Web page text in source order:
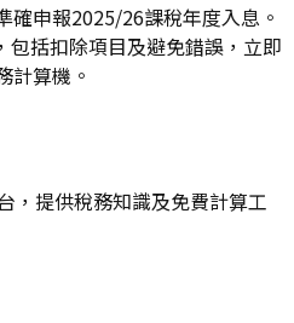
確申報2025/26課稅年度入息。
包括扣除項目及避免錯誤，立即
計算機。
，提供稅務知識及免費計算工